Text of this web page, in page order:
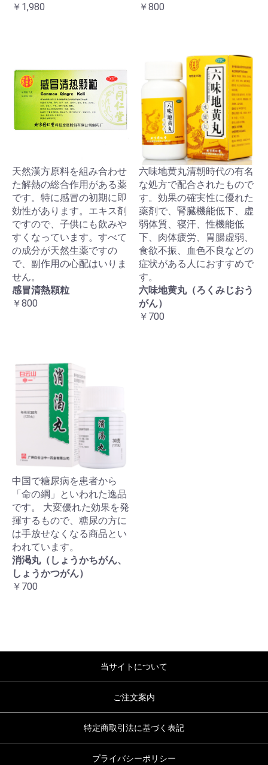
￥1,980
￥800
天然漢方原料を組み合わせ
た解熱の総合作用がある薬
です。特に感冒の初期に即
効性があります。エキス剤
ですので、子供にも飲みや
すくなっています。すべて
の成分が天然生薬ですの
で、副作用の心配はいりま
せん。
感冒清熱顆粒
￥800
六味地黄丸清朝時代の有名
な処方で配合されたもので
す。効果の確実性に優れた
薬剤で、腎臓機能低下、虚
弱体質、寝汗、性機能低
下、肉体疲労、胃腸虚弱、
食欲不振、血色不良などの
症状がある人におすすめで
す。
六味地黄丸（ろくみじおう
がん）
￥700
中国で糖尿病を患者から
「命の綱」といわれた逸品
です。 大変優れた効果を発
揮するもので、糖尿の方に
は手放せなくなる商品とい
われています。
消渇丸（しょうかちがん、
しょうかつがん）
￥700
当サイトについて
ご注文案内
特定商取引法に基づく表記
プライバシーポリシー